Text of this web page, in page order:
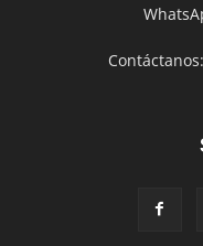
Contáctanos: